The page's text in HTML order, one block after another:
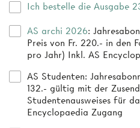
Ich bestelle die Ausgabe
AS archi 2026:
Preis von Fr. 220.- in den
pro Jahr) Inkl. AS
AS Studenten:
132.- gültig mit der
Studentenausweises für
Encyclopaedia Zugang